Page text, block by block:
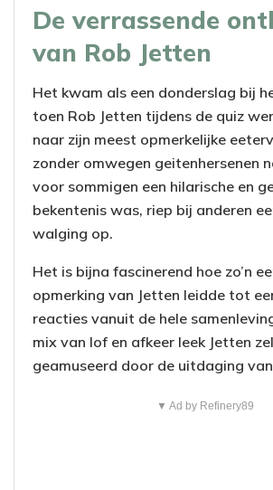
De verrassende
van Rob Jetten
Het kwam als een donderslag bij
toen Rob Jetten tijdens de quiz
naar zijn meest opmerkelijke
zonder omwegen geitenhersenen
voor sommigen een hilarische en
bekentenis was, riep bij anderen
walging op.
Het is bijna fascinerend hoe zo’n
opmerking van Jetten leidde tot
reacties vanuit de hele
mix van lof en afkeer leek Jetten
geamuseerd door de uitdaging
▼ Ad by Refinery89